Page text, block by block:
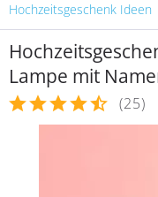
Hochzeitsgeschenk Ideen
Lampe mit
(25)